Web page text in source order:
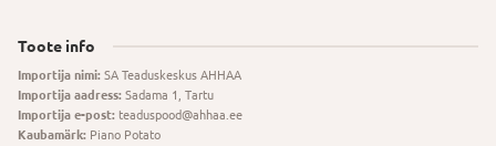
Toote info
Importija nimi: SA Teaduskeskus AHHAA
Importija aadress: Sadama 1, Tartu
Importija e-post: teaduspood@ahhaa.ee
Kaubamärk: Piano Potato